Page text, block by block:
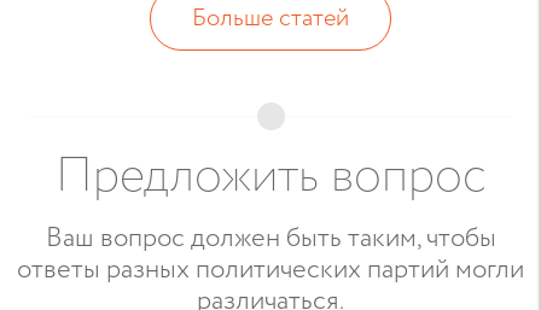
Больше статей
Предложить вопрос
Ваш вопрос должен быть таким, чтобы
ответы разных политических партий могли
различаться.